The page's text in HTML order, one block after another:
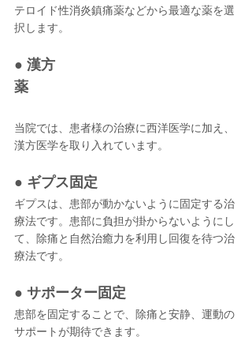
テロイド性消炎鎮痛薬などから最適な薬を選
択します。
● 漢方
薬
当院では、患者様の治療に西洋医学に加え、
漢方医学を取り入れています。
● ギプス固定
ギプスは、患部が動かないように固定する治
療法です。患部に負担が掛からないようにし
て、除痛と自然治癒力を利用し回復を待つ治
療法です。
● サポーター固定
患部を固定することで、除痛と安静、運動の
サポートが期待できます。